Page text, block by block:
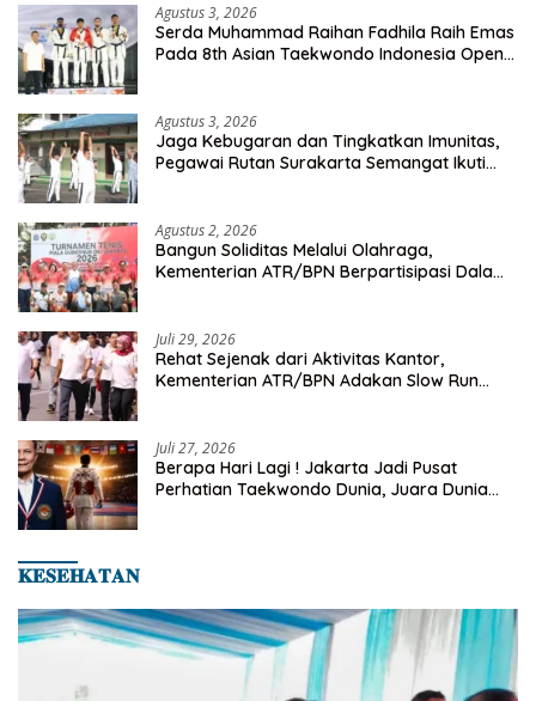
Agustus 3, 2026
Serda Muhammad Raihan Fadhila Raih Emas
Pada 8th Asian Taekwondo Indonesia Open
Agustus 3, 2026
Jaga Kebugaran dan Tingkatkan Imunitas,
Pegawai Rutan Surakarta Semangat Ikuti
Agustus 2, 2026
Bangun Soliditas Melalui Olahraga,
Kementerian ATR/BPN Berpartisipasi Dalam
Juli 29, 2026
Rehat Sejenak dari Aktivitas Kantor,
Kementerian ATR/BPN Adakan Slow Run
Juli 27, 2026
Berapa Hari Lagi ! Jakarta Jadi Pusat
Perhatian Taekwondo Dunia, Juara Dunia
𝐊𝐄𝐒𝐄𝐇𝐀𝐓𝐀𝐍